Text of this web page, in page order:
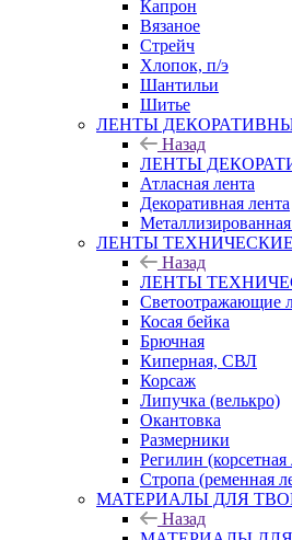
Капрон
Вязаное
Стрейч
Хлопок, п/э
Шантильи
Шитье
ЛЕНТЫ
Назад
ЛЕНТЫ
Атласная лента
Декоративная лента
Металлизированная
ЛЕНТЫ ТЕХНИЧЕСКИЕ
Назад
ЛЕНТЫ
Светоотражающие
Косая бейка
Брючная
Киперная, СВЛ
Корсаж
Липучка (велькро)
Окантовка
Размерники
Регилин (корсетная
Стропа (ременная
МАТЕРИАЛЫ ДЛЯ
Назад